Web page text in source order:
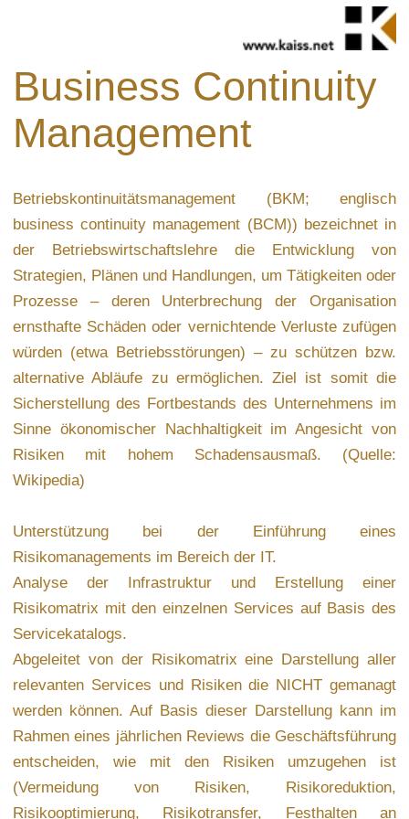
Business Continuity
Management
Betriebskontinuitätsmanagement (BKM; englisch
Strategien, Plänen und Handlungen, um Tätigkeiten oder
ernsthafte Schäden oder vernichtende Verluste zufügen
würden (etwa Betriebsstörungen) – zu schützen bzw.
alternative Abläufe zu ermöglichen. Ziel ist somit die
Sicherstellung des Fortbestands des Unternehmens im
Sinne ökonomischer Nachhaltigkeit im Angesicht von
Risiken mit hohem Schadensausmaß. (Quelle:
Unterstützung bei der Einführung eines
Risikomanagements im Bereich der IT.
Analyse der Infrastruktur und Erstellung einer
Risikomatrix mit den einzelnen Services auf Basis des
Servicekatalogs.
relevanten Services und Risiken die NICHT gemanagt
Rahmen eines jährlichen Reviews die Geschäftsführung
entscheiden, wie mit den Risiken umzugehen ist
(Vermeidung von Risiken, Risikoreduktion,
Risikooptimierung, Risikotransfer, Festhalten an
werden.
ZURÜCK